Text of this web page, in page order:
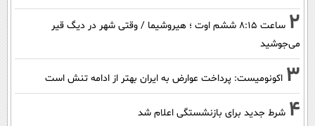
2
ساعت ۸:۱۵ ششم اوت ؛ هیروشیما / وقتی شهر در دیگ قیر
می‌جوشید
3 اکونومیست: پرداخت عوارض به ایران بهتر از ادامه تنش است
4 شرط جدید برای بازنشستگی اعلام شد